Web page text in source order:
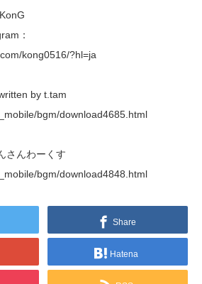
：
kong0516/?hl=ja
by t.tam
bgm/download4685.html
さんわーくす
bgm/download4848.html
Share
Hatena